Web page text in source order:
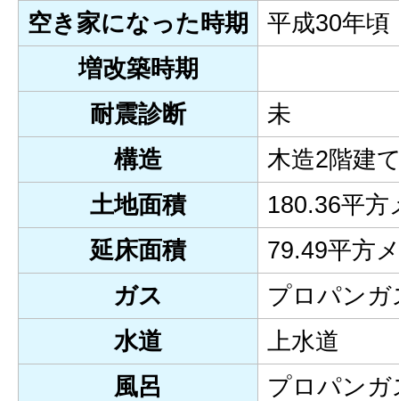
空き家になった時期
平成30年頃
増改築時期
耐震診断
未
構造
木造2階建
土地面積
180.36平方
延床面積
79.49平方
ガス
プロパンガ
水道
上水道
風呂
プロパンガ